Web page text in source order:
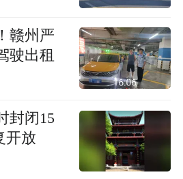
赣州严
驶出租
封闭15
开放